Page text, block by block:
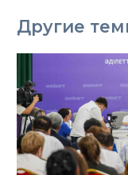
Другие